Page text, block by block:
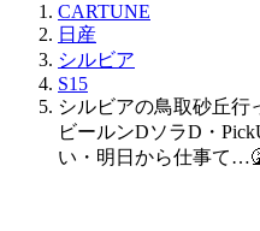
CARTUNE
日産
シルビア
S15
シルビアの鳥取砂丘行
ビールンDソラD・
い・明日から仕事て